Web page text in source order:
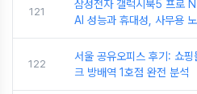
121
삼성전자 갤럭시북5 프로
AI 성능과 휴대성, 사무용
122
서울 공유오피스 후기: 쇼
크 방배역 1호점 완전 분석